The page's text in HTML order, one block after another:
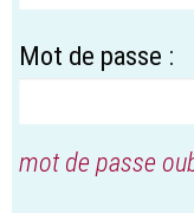
Mot de passe :
mot de passe